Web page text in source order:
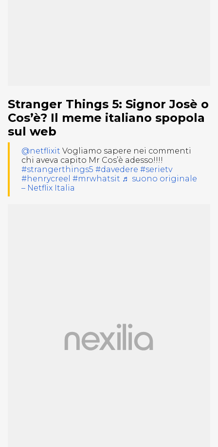
Stranger Things 5: Signor Josè o
Cos’è? Il meme italiano spopola
sul web
@netflixit Vogliamo sapere nei commenti
chi aveva capito Mr Cos’è adesso!!!!
#strangerthings5 #davedere #serietv
#henrycreel #mrwhatsit ♬ suono originale
– Netflix Italia